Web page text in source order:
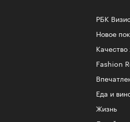
РБК
Новое
Fashion
Еда и
Жизнь